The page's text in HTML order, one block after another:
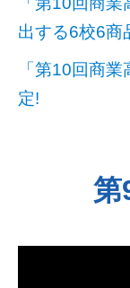
出する6校6商
「第10回商
定!
第